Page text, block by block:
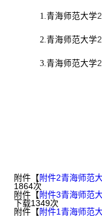
1. 青海师范大学
2. 青海师范大学
3. 青海师范大学
附件【附件2青海师范
1864次
附件【附件3青海师范
下载1349次
附件【附件1青海师范